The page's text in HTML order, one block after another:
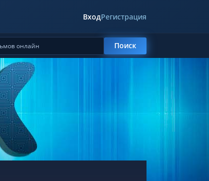
ВходРегистрация
Поиск